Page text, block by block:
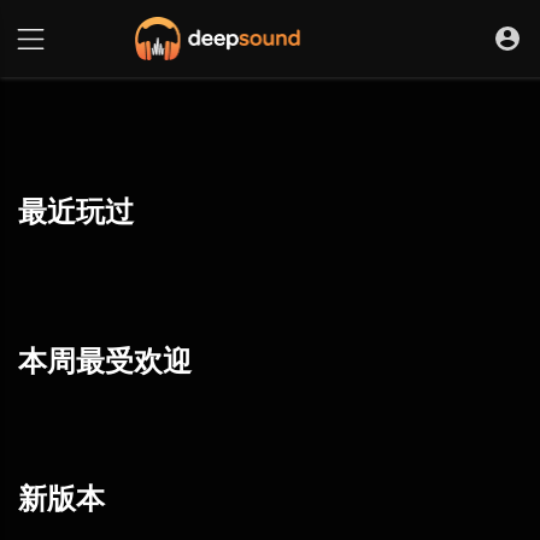
最近玩过
本周最受欢迎
新版本